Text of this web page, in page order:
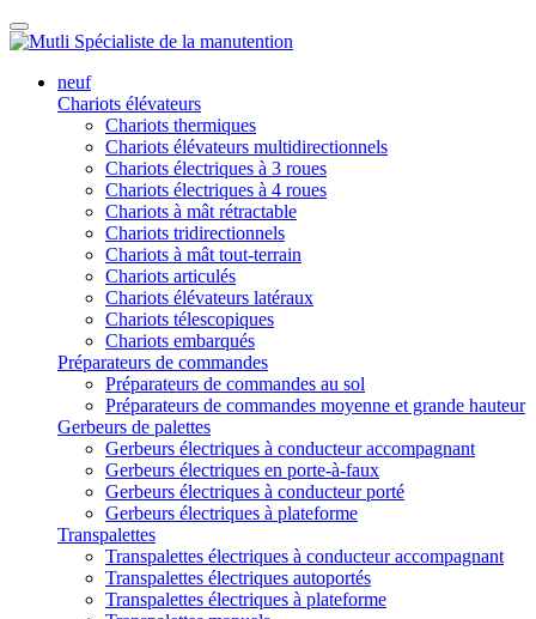
neuf
Chariots élévateurs
Chariots thermiques
Chariots élévateurs multidirectionnels
Chariots électriques à 3 roues
Chariots électriques à 4 roues
Chariots à mât rétractable
Chariots tridirectionnels
Chariots à mât tout-terrain
Chariots articulés
Chariots élévateurs latéraux
Chariots télescopiques
Chariots embarqués
Préparateurs de commandes
Préparateurs de commandes au sol
Préparateurs de commandes moyenne et grande hauteur
Gerbeurs de palettes
Gerbeurs électriques à conducteur accompagnant
Gerbeurs électriques en porte-à-faux
Gerbeurs électriques à conducteur porté
Gerbeurs électriques à plateforme
Transpalettes
Transpalettes électriques à conducteur accompagnant
Transpalettes électriques autoportés
Transpalettes électriques à plateforme